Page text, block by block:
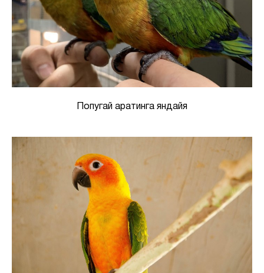
Попугай аратинга яндайя